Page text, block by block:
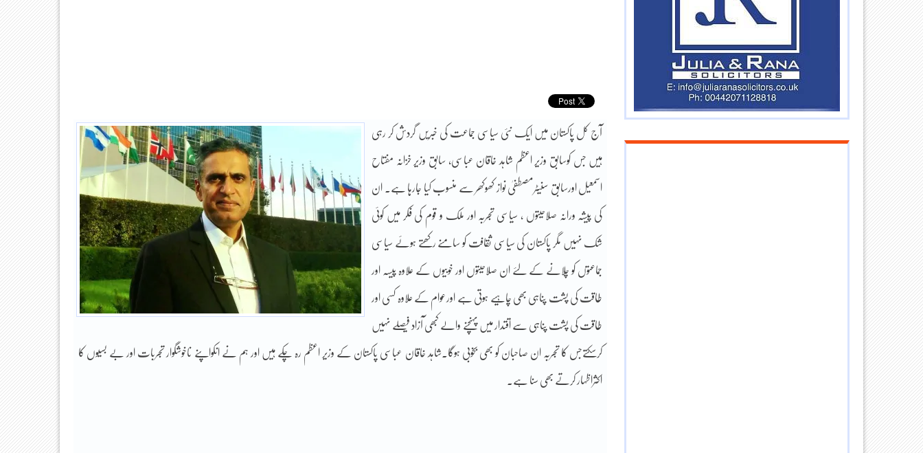
آج کل پاکستان میں ایک نئی سیاسی جماعت کی خبریں گردش کر رہی
ہیں جس کوسابق وزیر اعظم شاہد خاقان عباسی، سابق وزیر خزانہ مفتاح
اسمعیل اورسابق سنیٹرمصطفیٰ نواز کھوکھر سے منسوب کیا جارہا ہے۔ ان
کی پیشہ ورانہ صلاحیتوں ، سیاسی تجربہ اور ملک و قوم کی فکر میں کوئی
شک نہیں مگر پاکستان کی سیاسی ثقافت کو سامنے رکھتے ہوئے سیاسی
جماعتوں کو چلانے کے لئے ان صلاحیتوں اور خوبیوں کے علاوہ پیسہ اور
طاقت کی پشت پناہی بھی چاہیے ہوتی ہے اورعوام کے علاوہ کسی اور
طاقت کی پشت پناہی سے اقتدار میں پہنچنے والے کبھی آزاد فیصلے نہیں
کرسکتےجس کا تجربہ ان صاحبان کو بھی بخوبی ہوگا۔شاہد خاقان عباسی پاکستان کے وزیر اعظم رہ چکے ہیں اور ہم نے انکواپنے ناخوشگوار تجربات اور بے بسیوں کا
اکثراظہار کرتے بھی سنا ہے۔